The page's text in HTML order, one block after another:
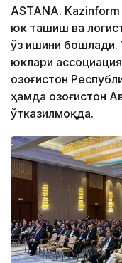
ASTANA. Kazinform
юк ташиш ва
ўз ишини бошлади.
юклари
Қозоғистон
ҳамда Қозоғистон
ўтказилмоқда.